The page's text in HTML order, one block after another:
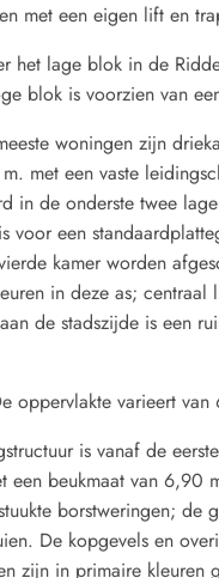
met een eigen lift en
het lage blok in de
blok is voorzien van
woningen zijn
met een vaste
in de onderste twee
voor een
kamer worden
in deze as;
de stadszijde is een
oppervlakte varieert
is vanaf de
een beukmaat van
borstweringen; de
De kopgevels en
zijn in primaire kleuren